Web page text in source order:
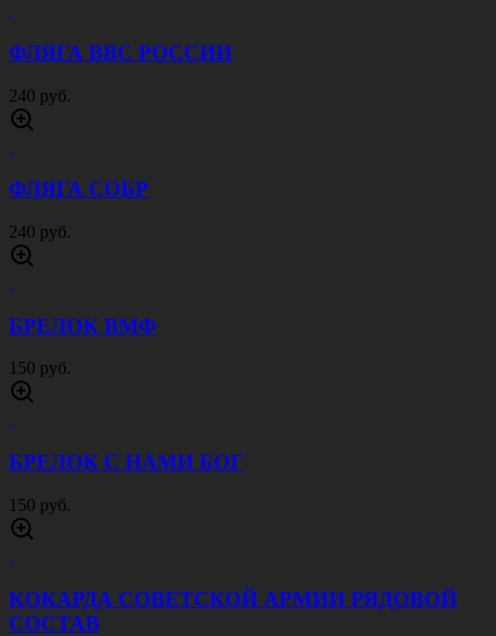
ФЛЯГА ВВС РОССИИ
240 руб.
ФЛЯГА СОБР
240 руб.
БРЕЛОК ВМФ
150 руб.
БРЕЛОК С НАМИ БОГ
150 руб.
КОКАРДА СОВЕТСКОЙ АРМИИ РЯДОВОЙ
СОСТАВ